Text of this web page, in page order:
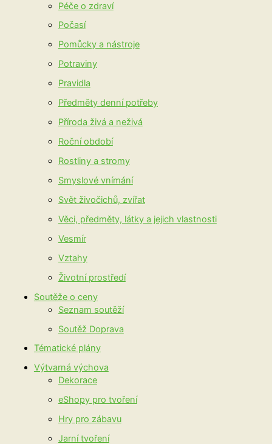
Péče o zdraví
Počasí
Pomůcky a nástroje
Potraviny
Pravidla
Předměty denní potřeby
Příroda živá a neživá
Roční období
Rostliny a stromy
Smyslové vnímání
Svět živočichů, zvířat
Věci, předměty, látky a jejich vlastnosti
Vesmír
Vztahy
Životní prostředí
Soutěže o ceny
Seznam soutěží
Soutěž Doprava
Tématické plány
Výtvarná výchova
Dekorace
eShopy pro tvoření
Hry pro zábavu
Jarní tvoření